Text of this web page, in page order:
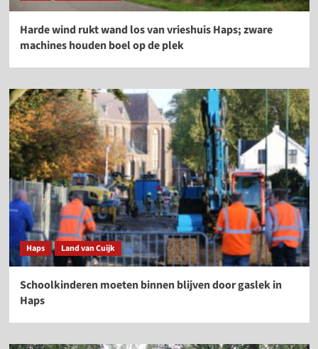
Harde wind rukt wand los van vrieshuis Haps; zware
machines houden boel op de plek
Haps Land van Cuijk
Schoolkinderen moeten binnen blijven door gaslek in
Haps